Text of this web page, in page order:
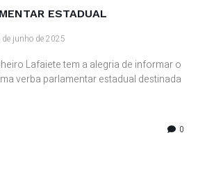
ESTADUAL
junho de 2025
Lafaiete tem a alegria de informar o
verba parlamentar estadual destinada
0